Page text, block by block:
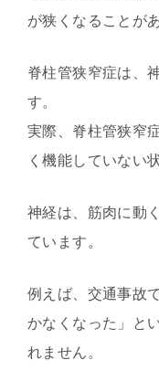
が狭くなることが
脊柱管狭窄症は、
す。
実際、脊柱管狭窄
く機能していない
神経は、筋肉に動
ています。
例えば、交通事故
かなくなった」と
れません。